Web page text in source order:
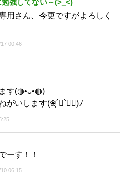
用さん、今更ですがよろしく
00:46
す(◍•ᴗ•◍)
がいします(❀ฺ´∀`❀ฺ)ﾉ
ーす！！
06:15